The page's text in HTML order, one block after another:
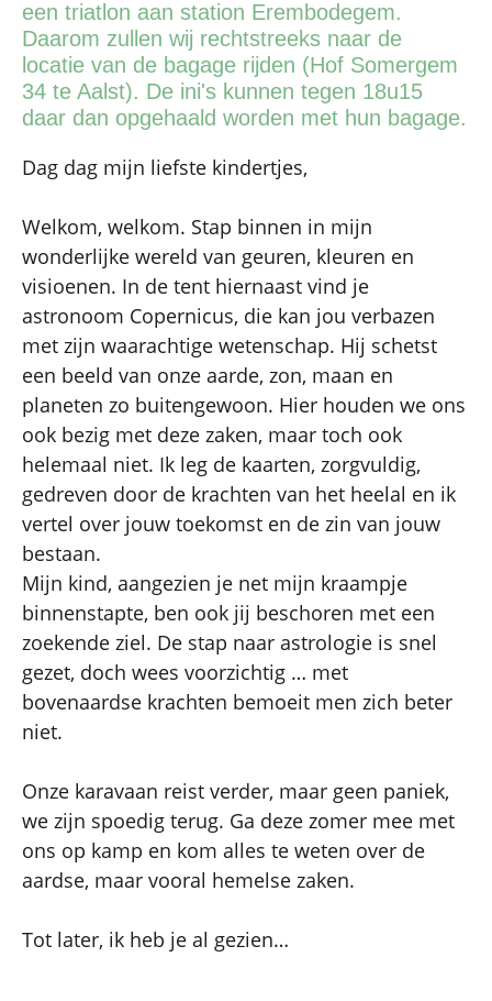
een triatlon aan station Erembodegem.
Daarom zullen wij rechtstreeks naar de
locatie van de bagage rijden (Hof Somergem
34 te Aalst). De ini's kunnen tegen 18u15
daar dan opgehaald worden met hun bagage.
Dag dag mijn liefste kindertjes,
Welkom, welkom. Stap binnen in mijn
wonderlijke wereld van geuren, kleuren en
visioenen. In de tent hiernaast vind je
astronoom Copernicus, die kan jou verbazen
met zijn waarachtige wetenschap. Hij schetst
een beeld van onze aarde, zon, maan en
planeten zo buitengewoon. Hier houden we ons
ook bezig met deze zaken, maar toch ook
helemaal niet. Ik leg de kaarten, zorgvuldig,
gedreven door de krachten van het heelal en ik
vertel over jouw toekomst en de zin van jouw
bestaan.
Mijn kind, aangezien je net mijn kraampje
binnenstapte, ben ook jij beschoren met een
zoekende ziel. De stap naar astrologie is snel
gezet, doch wees voorzichtig … met
bovenaardse krachten bemoeit men zich beter
niet.
Onze karavaan reist verder, maar geen paniek,
we zijn spoedig terug. Ga deze zomer mee met
ons op kamp en kom alles te weten over de
aardse, maar vooral hemelse zaken.
Tot later, ik heb je al gezien…